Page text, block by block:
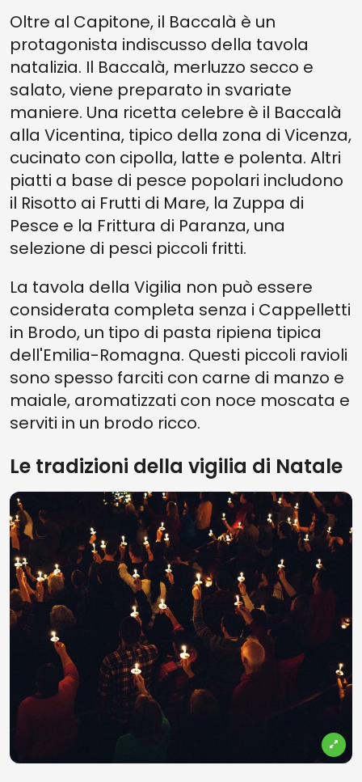
Oltre al Capitone, il Baccalà è un
protagonista indiscusso della tavola
natalizia. Il Baccalà, merluzzo secco e
salato, viene preparato in svariate
maniere. Una ricetta celebre è il Baccalà
alla Vicentina, tipico della zona di Vicenza,
cucinato con cipolla, latte e polenta. Altri
piatti a base di pesce popolari includono
il Risotto ai Frutti di Mare, la Zuppa di
Pesce e la Frittura di Paranza, una
selezione di pesci piccoli fritti.
La tavola della Vigilia non può essere
considerata completa senza i Cappelletti
in Brodo, un tipo di pasta ripiena tipica
dell'Emilia-Romagna. Questi piccoli ravioli
sono spesso farciti con carne di manzo e
maiale, aromatizzati con noce moscata e
serviti in un brodo ricco.
Le tradizioni della vigilia di Natale